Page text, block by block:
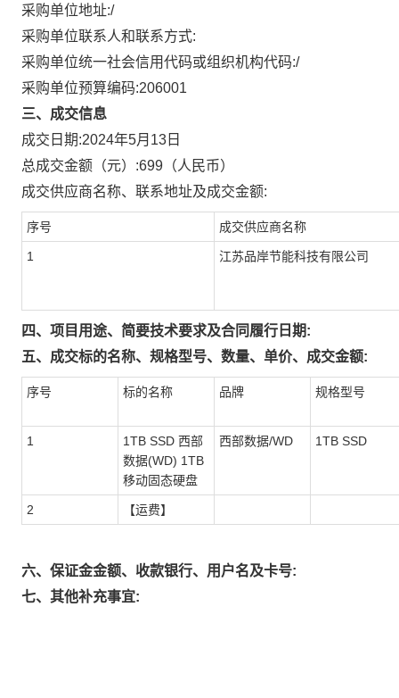
采购单位地址:/
采购单位联系人和联系方式:
采购单位统一社会信用代码或组织机构代码:/
采购单位预算编码:206001
三、成交信息
成交日期:2024年5月13日
总成交金额（元）:699 （人民币）
成交供应商名称、联系地址及成交金额:
序号 成交供应商名称
1 江苏品岸节能科技有限公司
四、项目用途、简要技术要求及合同履行日期:
五、成交标的名称、规格型号、数量、单价、成交金额:
序号 标的名称 品牌 规格型号
1
1TB SSD 西部
数据(WD) 1TB
移动固态硬盘
西部数据/WD 1TB SSD
2 【运费】
六、保证金金额、收款银行、用户名及卡号:
七、其他补充事宜: